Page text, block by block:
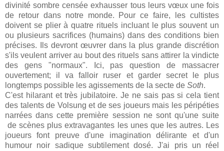
divinité sombre censée exhausser tous leurs vœux une fois
de retour dans notre monde. Pour ce faire, les cultistes
doivent se plier à quatre rituels incluant le plus souvent un
ou plusieurs sacrifices (humains) dans des conditions bien
précises. Ils devront œuvrer dans la plus grande discrétion
s'ils veulent arriver au bout des rituels sans attirer la vindicte
des gens "normaux". Ici, pas question de massacrer
ouvertement; il va falloir ruser et garder secret le plus
longtemps possible les agissements de la secte de Soth.
C'est hilarant et très jubilatoire. Je ne sais pas si cela tient
des talents de Volsung et de ses joueurs mais les péripéties
narrées dans cette première session ne sont qu'une suite
de scènes plus extravagantes les unes que les autres. Les
joueurs font preuve d'une imagination délirante et d'un
humour noir sadique subtilement dosé. J'ai pris un réel